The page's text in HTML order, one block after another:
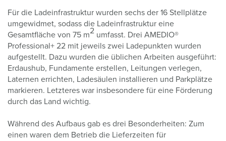
Für die Ladeinfrastruktur wurden sechs der 16 Stellplätze
umgewidmet, sodass die Ladeinfrastruktur eine
Gesamtfläche von 75 m2 umfasst. Drei AMEDIO®
Professional+ 22 mit jeweils zwei Ladepunkten wurden
aufgestellt. Dazu wurden die üblichen Arbeiten ausgeführt:
Erdaushub, Fundamente erstellen, Leitungen verlegen,
Laternen errichten, Ladesäulen installieren und Parkplätze
markieren. Letzteres war insbesondere für eine Förderung
durch das Land wichtig.
Während des Aufbaus gab es drei Besonderheiten: Zum
einen waren dem Betrieb die Lieferzeiten für